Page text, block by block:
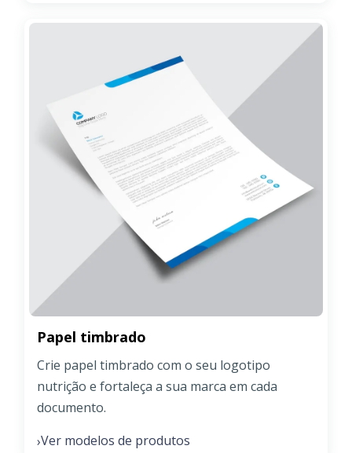
Papel timbrado
Crie papel timbrado com o seu logotipo
nutrição e fortaleça a sua marca em cada
documento.
›Ver modelos de produtos